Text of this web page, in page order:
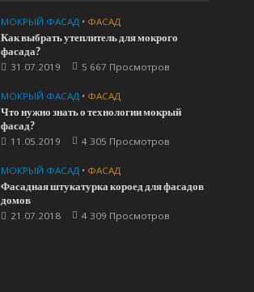
МОКРЫЙ ФАСАД • ФАСАД
Как выбрать утеплитель для мокрого
фасада?
31.07.2019
5 667 Просмотров
МОКРЫЙ ФАСАД • ФАСАД
Что нужно знать о технологии мокрый
фасад?
11.05.2019
4 305 Просмотров
МОКРЫЙ ФАСАД • ФАСАД
Фасадная штукатурка короед для фасадов
домов
21.07.2018
4 309 Просмотров